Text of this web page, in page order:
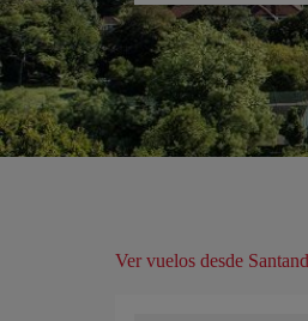
opción
Ver vuelos desde